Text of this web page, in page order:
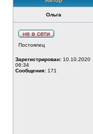
Ольга
Постоялец
Зарегистрирован: 10.10.2020
06:34
Сообщения: 171